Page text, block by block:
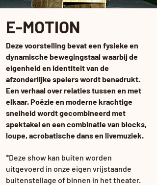
E-MOTION
Deze voorstelling bevat een fysieke en
dynamische bewegingstaal waarbij de
eigenheid en identiteit van de
afzonderlijke spelers wordt benadrukt.
Een verhaal over relaties tussen en met
elkaar. Poëzie en moderne krachtige
snelheid wordt gecombineerd met
spektakel en een combinatie van blocks,
loupe, acrobatische dans en livemuziek.
*Deze show kan buiten worden
uitgevoerd in onze eigen vrijstaande
buitenstellage of binnen in het theater.